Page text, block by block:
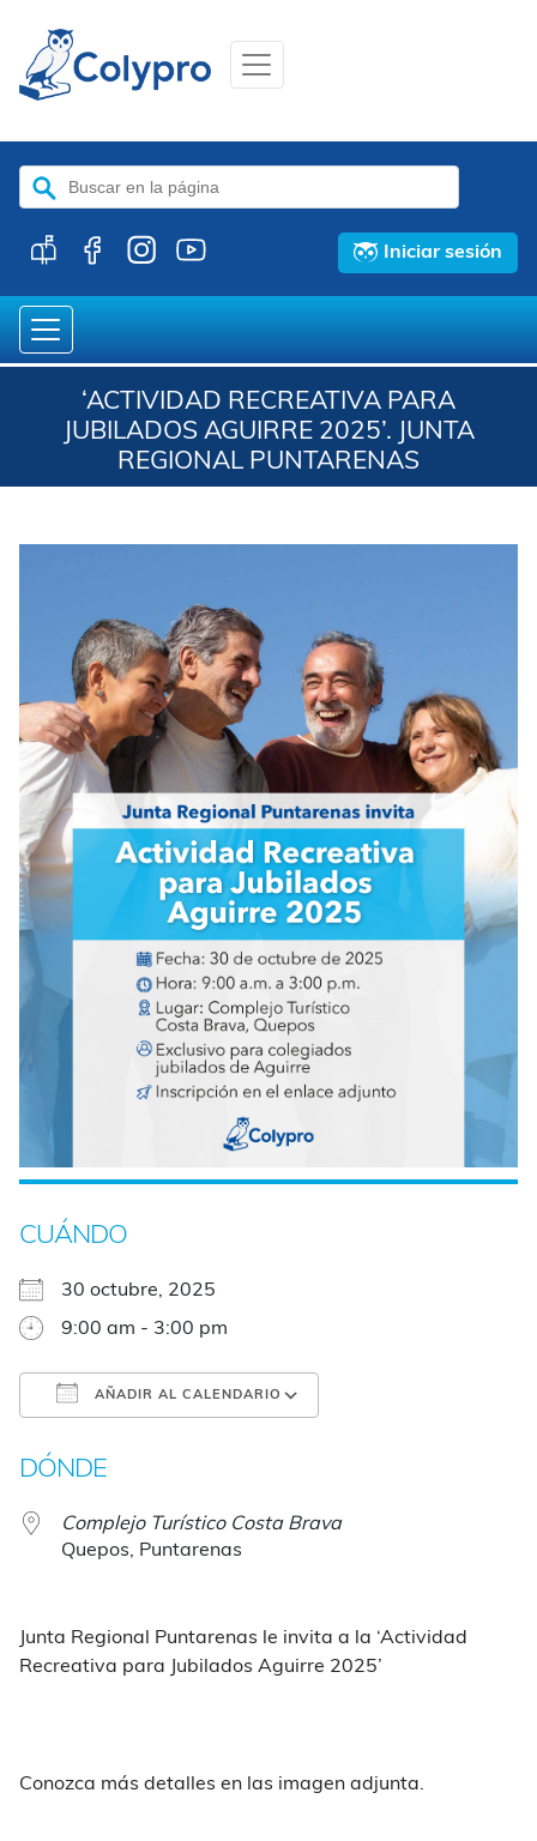
Buscar:
Iniciar sesión
‘ACTIVIDAD RECREATIVA PARA
JUBILADOS AGUIRRE 2025’. JUNTA
REGIONAL PUNTARENAS
CUÁNDO
30 octubre, 2025
9:00 am - 3:00 pm
AÑADIR AL CALENDARIO
DÓNDE
Complejo Turístico Costa Brava
Quepos, Puntarenas
Junta Regional Puntarenas le invita a la ‘Actividad
Recreativa para Jubilados Aguirre 2025’
Conozca más detalles en las imagen adjunta.